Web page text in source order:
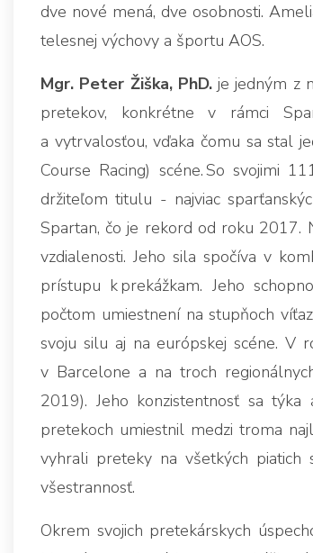
dve nové mená, dve osobnosti.
telesnej výchovy a športu AOS.
Mgr. Peter Žiška, PhD. je jedným z
pretekov, konkrétne v rámci
a vytrvalosťou, vďaka čomu sa stal
Course Racing) scéne. So svojimi
držiteľom titulu - najviac
Spartan, čo je rekord od roku 2017.
vzdialenosti. Jeho sila spočíva v
prístupu k prekážkam. Jeho
počtom umiestnení na stupňoch
svoju silu aj na európskej scéne. V
v Barcelone a na troch
2019). Jeho konzistentnosť sa
pretekoch umiestnil medzi troma
vyhrali preteky na všetkých piatich
všestrannosť.
Okrem svojich pretekárskych